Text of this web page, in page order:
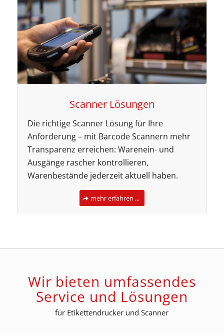
Scanner Lösungen
Die richtige Scanner Lösung für Ihre
Anforderung – mit Barcode Scannern mehr
Transparenz erreichen: Warenein- und
Ausgänge rascher kontrollieren,
Warenbestände jederzeit aktuell haben.
mehr erfahren ...
Wir bieten umfassendes
Service und Lösungen
für Etikettendrucker und Scanner